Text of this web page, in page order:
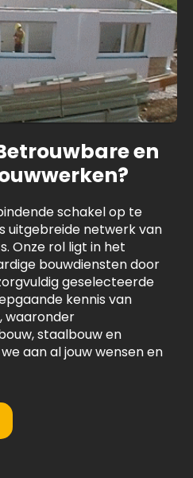
en
schakel op te
uitgebreide netwerk van
Onze rol ligt in het
bouwdiensten door
geselecteerde
kennis van
waaronder
staalbouw en
aan al jouw wensen en